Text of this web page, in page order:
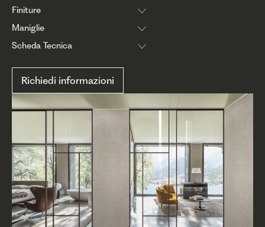
Finiture
Maniglie
Scheda Tecnica
Richiedi informazioni